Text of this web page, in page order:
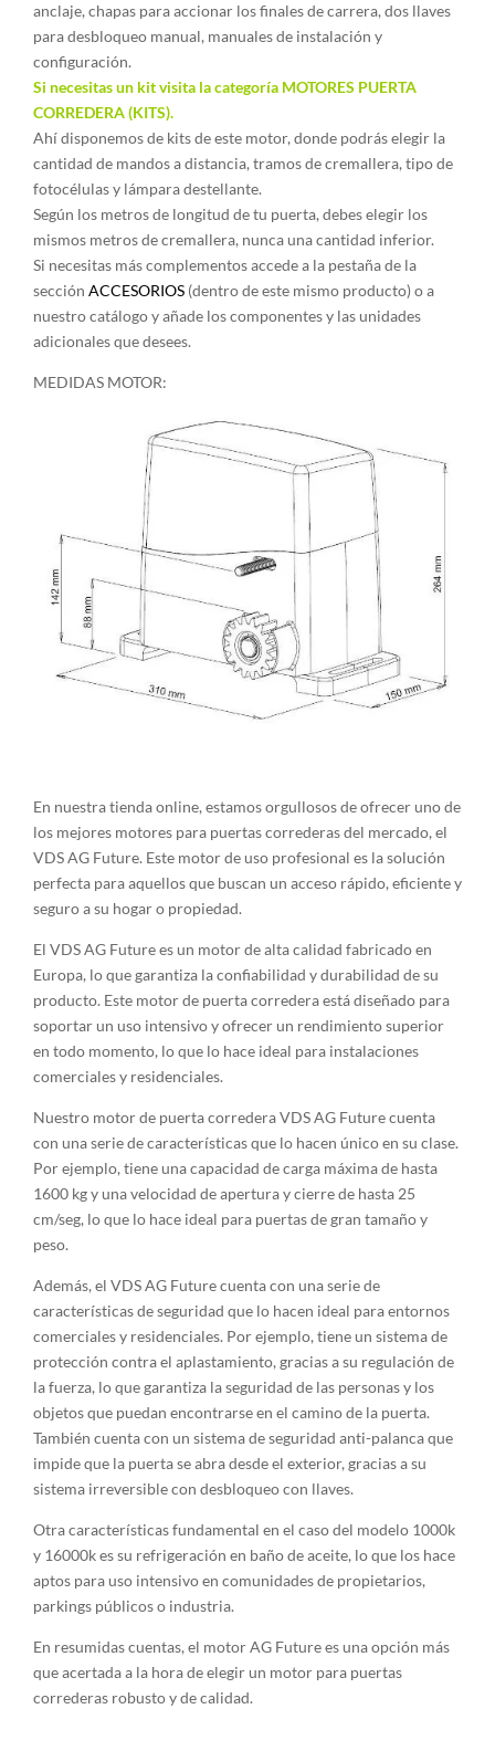
anclaje, chapas para accionar los finales de carrera, dos llaves
para desbloqueo manual, manuales de instalación y
configuración.
Si necesitas un kit visita la categoría MOTORES PUERTA
CORREDERA (KITS).
Ahí disponemos de kits de este motor, donde podrás elegir la
cantidad de mandos a distancia, tramos de cremallera, tipo de
fotocélulas y lámpara destellante.
Según los metros de longitud de tu puerta, debes elegir los
mismos metros de cremallera, nunca una cantidad inferior.
Si necesitas más complementos accede a la pestaña de la
sección ACCESORIOS (dentro de este mismo producto) o a
nuestro catálogo y añade los componentes y las unidades
adicionales que desees.
MEDIDAS MOTOR:
En nuestra tienda online, estamos orgullosos de ofrecer uno de
los mejores motores para puertas correderas del mercado, el
VDS AG Future. Este motor de uso profesional es la solución
perfecta para aquellos que buscan un acceso rápido, eficiente y
seguro a su hogar o propiedad.
El VDS AG Future es un motor de alta calidad fabricado en
Europa, lo que garantiza la confiabilidad y durabilidad de su
producto. Este motor de puerta corredera está diseñado para
soportar un uso intensivo y ofrecer un rendimiento superior
en todo momento, lo que lo hace ideal para instalaciones
comerciales y residenciales.
Nuestro motor de puerta corredera VDS AG Future cuenta
con una serie de características que lo hacen único en su clase.
Por ejemplo, tiene una capacidad de carga máxima de hasta
1600 kg y una velocidad de apertura y cierre de hasta 25
cm/seg, lo que lo hace ideal para puertas de gran tamaño y
peso.
Además, el VDS AG Future cuenta con una serie de
características de seguridad que lo hacen ideal para entornos
comerciales y residenciales. Por ejemplo, tiene un sistema de
protección contra el aplastamiento, gracias a su regulación de
la fuerza, lo que garantiza la seguridad de las personas y los
objetos que puedan encontrarse en el camino de la puerta.
También cuenta con un sistema de seguridad anti-palanca que
impide que la puerta se abra desde el exterior, gracias a su
sistema irreversible con desbloqueo con llaves.
Otra características fundamental en el caso del modelo 1000k
y 16000k es su refrigeración en baño de aceite, lo que los hace
aptos para uso intensivo en comunidades de propietarios,
parkings públicos o industria.
En resumidas cuentas, el motor AG Future es una opción más
que acertada a la hora de elegir un motor para puertas
correderas robusto y de calidad.